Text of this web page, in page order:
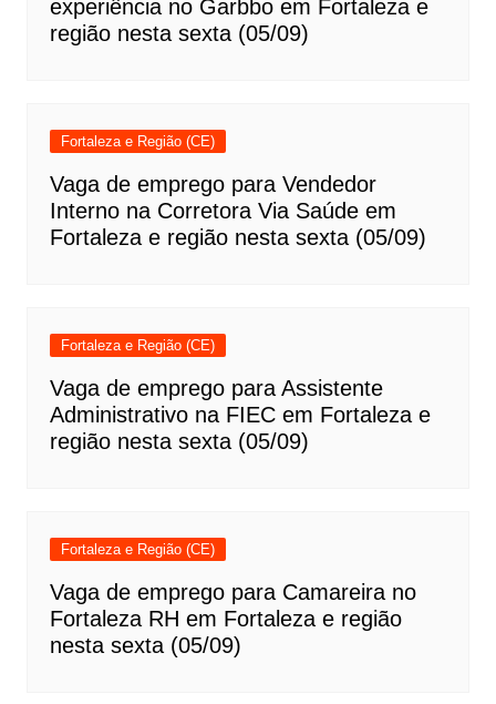
experiência no Garbbo em Fortaleza e
região nesta sexta (05/09)
Fortaleza e Região (CE)
Vaga de emprego para Vendedor
Interno na Corretora Via Saúde em
Fortaleza e região nesta sexta (05/09)
Fortaleza e Região (CE)
Vaga de emprego para Assistente
Administrativo na FIEC em Fortaleza e
região nesta sexta (05/09)
Fortaleza e Região (CE)
Vaga de emprego para Camareira no
Fortaleza RH em Fortaleza e região
nesta sexta (05/09)